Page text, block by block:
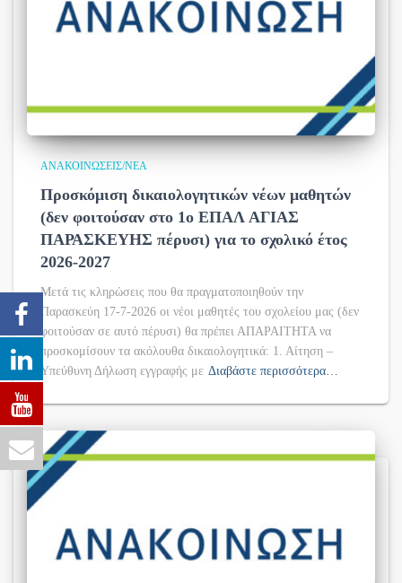
ΑΝΑΚΟΙΝΏΣΕΙΣ/ΝΈΑ
Προσκόμιση δικαιολογητικών νέων μαθητών
(δεν φοιτούσαν στο 1ο ΕΠΑΛ ΑΓΙΑΣ
ΠΑΡΑΣΚΕΥΗΣ πέρυσι) για το σχολικό έτος
2026-2027
Μετά τις κληρώσεις που θα πραγματοποιηθούν την
Παρασκεύη 17-7-2026 οι νέοι μαθητές του σχολείου μας (δεν
φοιτούσαν σε αυτό πέρυσι) θα πρέπει ΑΠΑΡΑΙΤΗΤΑ να
προσκομίσουν τα ακόλουθα δικαιολογητικά: 1. Αίτηση –
Υπεύθυνη Δήλωση εγγραφής με Διαβάστε περισσότερα…